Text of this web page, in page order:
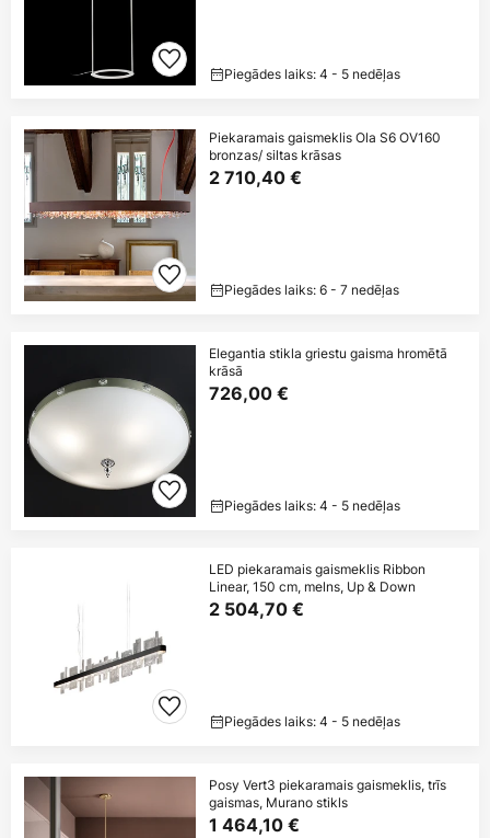
Piegādes laiks: 4 - 5 nedēļas
Piekaramais gaismeklis Ola S6 OV160
bronzas/ siltas krāsas
2 710,40 €
Piegādes laiks: 6 - 7 nedēļas
Elegantia stikla griestu gaisma hromētā
krāsā
726,00 €
Piegādes laiks: 4 - 5 nedēļas
LED piekaramais gaismeklis Ribbon
Linear, 150 cm, melns, Up & Down
2 504,70 €
Piegādes laiks: 4 - 5 nedēļas
Posy Vert3 piekaramais gaismeklis, trīs
gaismas, Murano stikls
1 464,10 €